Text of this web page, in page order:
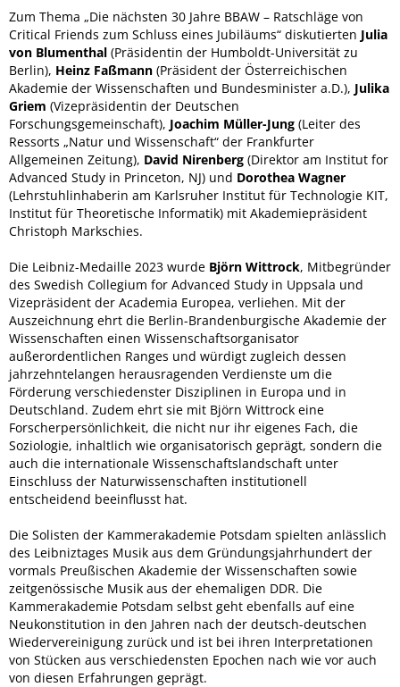
Zum Thema „Die nächsten 30 Jahre BBAW – Ratschläge von
Critical Friends zum Schluss eines Jubiläums“ diskutierten Julia
von Blumenthal (Präsidentin der Humboldt-Universität zu
Berlin), Heinz Faßmann (Präsident der Österreichischen
Akademie der Wissenschaften und Bundesminister a.D.), Julika
Griem (Vizepräsidentin der Deutschen
Forschungsgemeinschaft), Joachim Müller-Jung (Leiter des
Ressorts „Natur und Wissenschaft“ der Frankfurter
Allgemeinen Zeitung), David Nirenberg (Direktor am Institut for
Advanced Study in Princeton, NJ) und Dorothea Wagner
(Lehrstuhlinhaberin am Karlsruher Institut für Technologie KIT,
Institut für Theoretische Informatik) mit Akademiepräsident
Christoph Markschies.
Die Leibniz-Medaille 2023 wurde Björn Wittrock, Mitbegründer
des Swedish Collegium for Advanced Study in Uppsala und
Vizepräsident der Academia Europea, verliehen. Mit der
Auszeichnung ehrt die Berlin-Brandenburgische Akademie der
Wissenschaften einen Wissenschaftsorganisator
außerordentlichen Ranges und würdigt zugleich dessen
jahrzehntelangen herausragenden Verdienste um die
Förderung verschiedenster Disziplinen in Europa und in
Deutschland. Zudem ehrt sie mit Björn Wittrock eine
Forscherpersönlichkeit, die nicht nur ihr eigenes Fach, die
Soziologie, inhaltlich wie organisatorisch geprägt, sondern die
auch die internationale Wissenschaftslandschaft unter
Einschluss der Naturwissenschaften institutionell
entscheidend beeinflusst hat.
Die Solisten der Kammerakademie Potsdam spielten anlässlich
des Leibniztages Musik aus dem Gründungsjahrhundert der
vormals Preußischen Akademie der Wissenschaften sowie
zeitgenössische Musik aus der ehemaligen DDR. Die
Kammerakademie Potsdam selbst geht ebenfalls auf eine
Neukonstitution in den Jahren nach der deutsch-deutschen
Wiedervereinigung zurück und ist bei ihren Interpretationen
von Stücken aus verschiedensten Epochen nach wie vor auch
von diesen Erfahrungen geprägt.